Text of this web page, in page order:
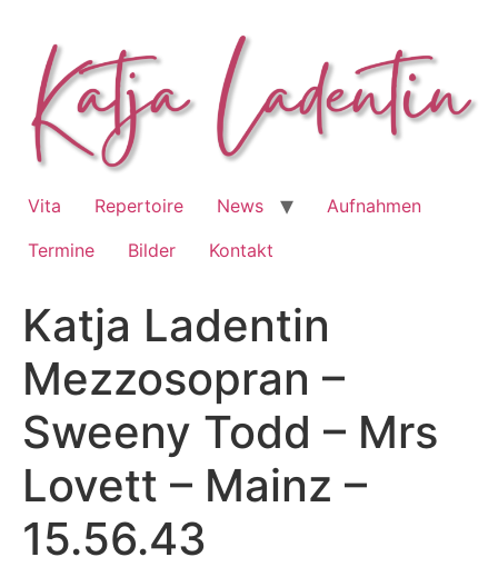
springen
Vita Repertoire News
Aufnahmen
Termine
Bilder Kontakt
Katja Ladentin
Mezzosopran –
Sweeny Todd – Mrs
Lovett – Mainz –
15.56.43